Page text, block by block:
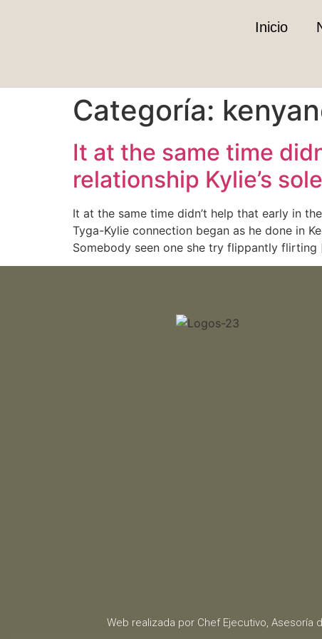
Inicio
Categoría:
It at the same time
relationship Kylie’s
It at the same time didn’t help that early in
Tyga-Kylie connection began as he done in
Somebody seen one she try flippantly
Web realizada por Chef Ejecutivo, Asesoría